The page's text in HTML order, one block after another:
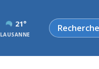
21°
LAUSANNE
Rechercher